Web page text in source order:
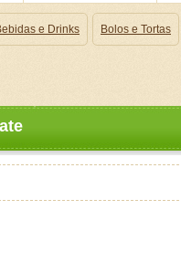
e Drinks Bolos e Tortas